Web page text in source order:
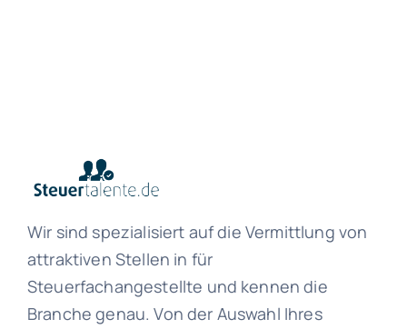
Wir sind spezialisiert auf die Vermittlung von
attraktiven Stellen in für
Steuerfachangestellte und kennen die
Branche genau. Von der Auswahl Ihres